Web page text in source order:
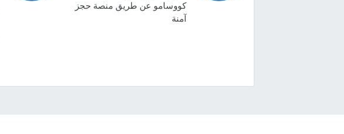
كووسامو عن طريق منصة حجز
آمنة